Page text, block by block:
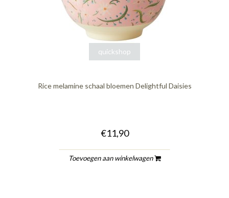
quickshop
Rice melamine schaal bloemen Delightful Daisies
€11,90
Toevoegen aan winkelwagen